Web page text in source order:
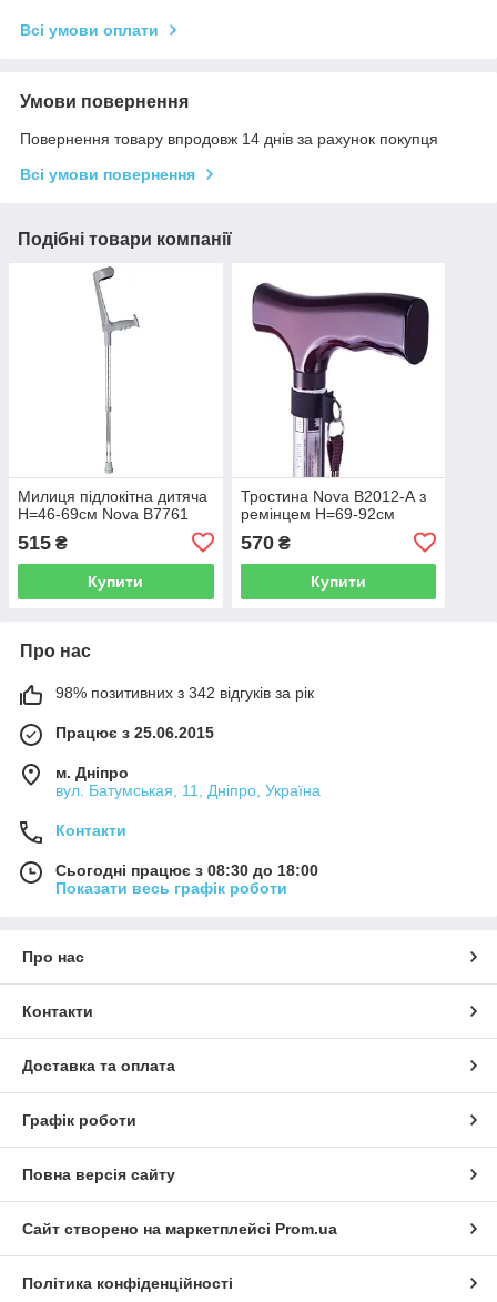
Всі умови оплати
Умови повернення
Повернення товару впродовж 14 днів за рахунок покупця
Всі умови повернення
Подібні товари компанії
Милиця підлокітна дитяча
Н=46-69см Nova B7761
515 ₴
Купити
Тростина Nova B2012-А з
ремінцем Н=69-92см
570₴
Купити
Про нас
98% позитивних з 342 відгуків за рік
Працює з 25.06.2015
м. Дніпро
вул. Батумськая, 11, Дніпро, Україна
Контакти
Сьогодні працює з 08:30 до 18:00
Показати весь графік роботи
Про нас
Контакти
Доставка та оплата
Графік роботи
Повна версія сайту
Сайт створено на маркетплейсі Prom.ua
Політика конфіденційності